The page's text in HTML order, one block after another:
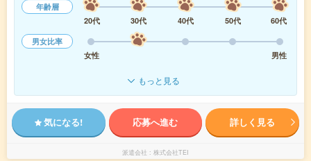
年齢層
20代
30代 40代 50代
60代
男女比率
女性
男性
もっと見る
気になる! 応募へ進む 詳しく見る
派遣会社 株式会社TEI